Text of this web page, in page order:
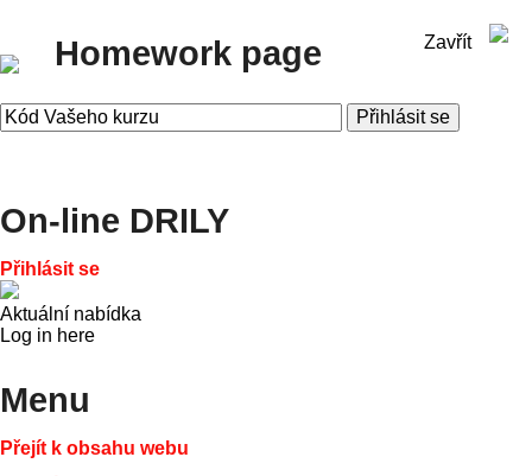
Homework page Zavřít
On-line DRILY
Přihlásit se
Aktuální nabídka
Log in here
Menu
Přejít k obsahu webu